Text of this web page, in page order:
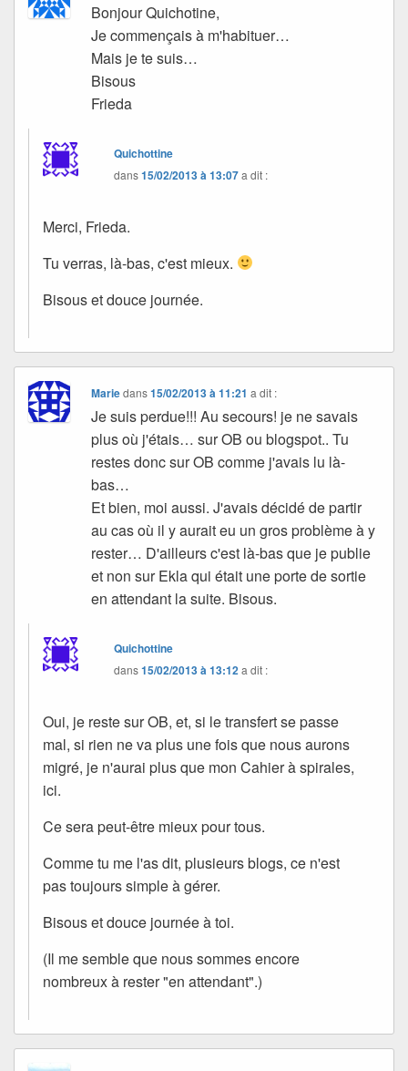
Bonjour Quichotine,
Je commençais à m'habituer…
Mais je te suis…
Bisous
Frieda
Quichottine
dans15/02/2013 à 13:07a dit :
Merci, Frieda.
Tu verras, là-bas, c'est mieux.
Bisous et douce journée.
Mariedans15/02/2013 à 11:21 a dit :
Je suis perdue!!! Au secours! je ne savais
plus où j'étais… sur OB ou blogspot.. Tu
restes donc sur OB comme j'avais lu là-
bas…
Et bien, moi aussi. J'avais décidé de partir
au cas où il y aurait eu un gros problème à y
rester… D'ailleurs c'est là-bas que je publie
et non sur Ekla qui était une porte de sortie
en attendant la suite. Bisous.
Quichottine
dans15/02/2013 à 13:12 a dit :
Oui, je reste sur OB, et, si le transfert se passe
mal, si rien ne va plus une fois que nous aurons
migré, je n'aurai plus que mon Cahier à spirales,
ici.
Ce sera peut-être mieux pour tous.
Comme tu me l'as dit, plusieurs blogs, ce n'est
pas toujours simple à gérer.
Bisous et douce journée à toi.
(Il me semble que nous sommes encore
nombreux à rester "en attendant".)